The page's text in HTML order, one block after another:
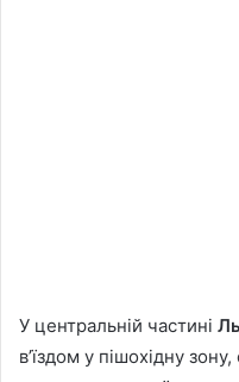
У центральній частині
в’їздом у пішохідну